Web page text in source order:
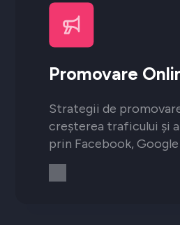
Promovare
Strategii de
creșterea traficului și
prin Facebook,